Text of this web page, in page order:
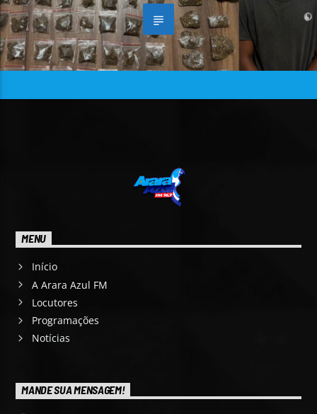
MENU
Início
A Arara Azul FM
Locutores
Programações
Notícias
MANDE SUA MENSAGEM!